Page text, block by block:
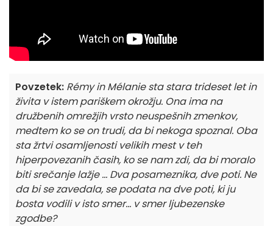
Povzetek: Rémy in Mélanie sta stara trideset let in
živita v istem pariškem okrožju. Ona ima na
družbenih omrežjih vrsto neuspešnih zmenkov,
medtem ko se on trudi, da bi nekoga spoznal. Oba
sta žrtvi osamljenosti velikih mest v teh
hiperpovezanih časih, ko se nam zdi, da bi moralo
biti srečanje lažje ... Dva posameznika, dve poti. Ne
da bi se zavedala, se podata na dve poti, ki ju
bosta vodili v isto smer... v smer ljubezenske
zgodbe?